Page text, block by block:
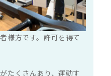
様方です。許可を得て
たくさんあり、運動す